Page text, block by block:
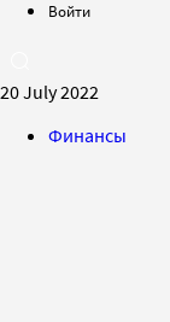
Войти
20 July 2022
Финансы